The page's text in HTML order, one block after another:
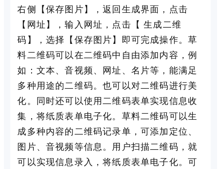
右侧【保存图片】，返回生成界面，点击
【网址】，输入网址，点击【 生成二维
码】，选择【保存图片】即可完成操作。草
料二维码可以在二维码中自由添加内容，例
如：文本、音视频、网址、名片等，能满足
多种用途的二维码。也可以对二维码进行美
化。同时还可以使用二维码表单实现信息收
集，将纸质表单电子化。草料二维码可以生
成多种内容的二维码记录单，可添加定位、
图片、音视频等信息。用户扫描二维码，就
可以实现信息录入，将纸质表单电子化。可